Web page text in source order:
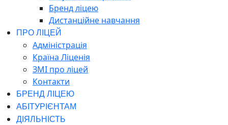
Бренд ліцею
Дистанційне навчання
ПРО ЛІЦЕЙ
Адміністрація
Країна Ліценія
ЗМІ про ліцей
Контакти
БРЕНД ЛІЦЕЮ
АБІТУРІЄНТАМ
ДІЯЛЬНІСТЬ